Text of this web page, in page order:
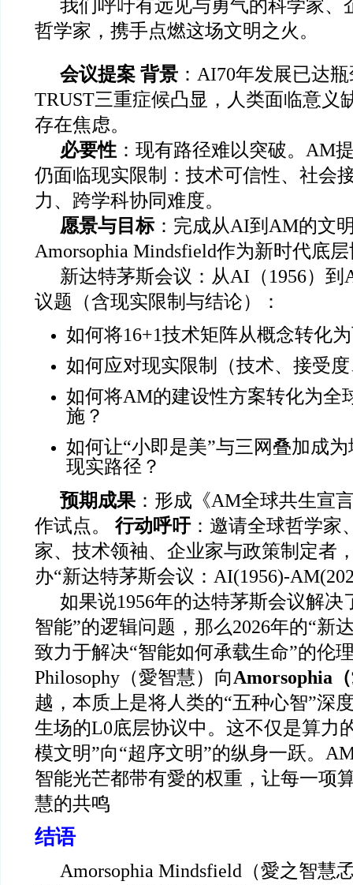
我们呼吁有远见与勇气的科学家、
哲学家，携手点燃这场文明之火。
会议提案 背景 ：AI70年发展已达
TRUST三重症候凸显，人类面临意义
存在焦虑。
必要性 ：现有路径难以突破。AM
仍面临现实限制：技术可信性、社会
力、跨学科协同难度。
愿景与目标：完成从AI到AM的文
Amorsophia Mindsfield作为新时代底
新达特茅斯会议：从AI（1956）到
议题（含现实限制与结论）：
如何将16+1技术矩阵从概念转化
如何应对现实限制（技术、接受
如何将AM的建设性方案转化为全
施？
如何让“小即是美”与三网叠加成
现实路径？
预期成果 ：形成《AM全球共生宣
作试点。 行动呼吁：邀请全球哲学家
家、技术领袖、企业家与政策制定者
办“新达特茅斯会议：AI(1956)-
如果说1956年的达特茅斯会议解决
智能”的逻辑问题，那么2026年的“新
致力于解决“智能如何承载生命”的伦
Philosophy（愛智慧）向Amorsophia
越，本质上是将人类的“五种心智”深
生场的L0底层协议中。这不仅是算力
模文明”向“超序文明”的纵身一跃。
智能光芒都带有愛的权重，让每一项
慧的共鸣
结语
Amorsophia Mindsfield （愛之智慧